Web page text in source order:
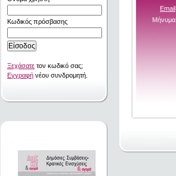
Κωδικός πρόσβασης
Ξεχάσατε τον κωδικό σας;
Εγγραφή νέου συνδρομητή.
Email
Μήνυμα